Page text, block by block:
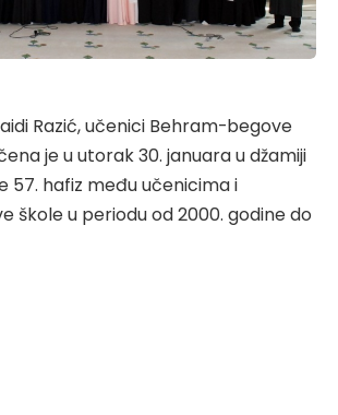
Razić, učenici Behram-begove
je u utorak 30. januara u džamiji
57. hafiz među učenicima i
škole u periodu od 2000. godine do